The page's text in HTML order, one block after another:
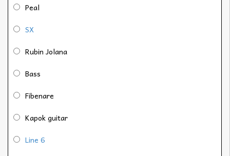
Peal
SX
Rubin Jolana
Bass
Fibenare
Kapok guitar
Line 6